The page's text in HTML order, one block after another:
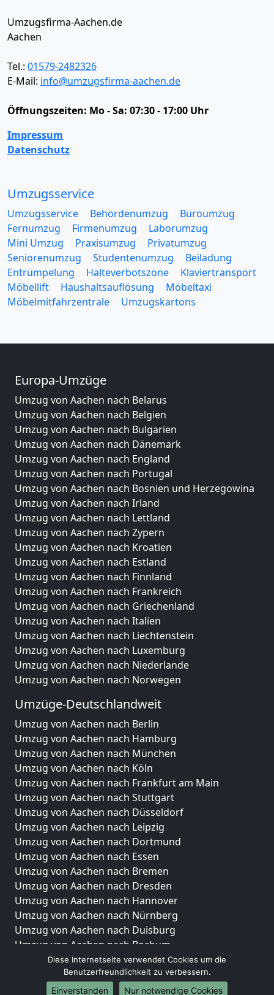
Umzugsfirma-Aachen.de
Aachen
Tel.: 01579-2482326
E-Mail: info@umzugsfirma-aachen.de
Öffnungszeiten: Mo - Sa: 07:30 - 17:00 Uhr
Impressum
Datenschutz
Umzugsservice
Umzugsservice Behördenumzug
Büroumzug
Fernumzug
Firmenumzug
Laborumzug
Mini Umzug
Praxisumzug
Privatumzug
Seniorenumzug
Studentenumzug
Beiladung
Entrümpelung
Halteverbotszone
Klaviertransport
Möbellift
Haushaltsauflösung
Möbeltaxi
Möbelmitfahrzentrale
Umzugskartons
Europa-Umzüge
Umzug von Aachen nach Belarus
Umzug von Aachen nach Belgien
Umzug von Aachen nach Bulgarien
Umzug von Aachen nach Dänemark
Umzug von Aachen nach England
Umzug von Aachen nach Portugal
Umzug von Aachen nach Bosnien und Herzegowina
Umzug von Aachen nach Irland
Umzug von Aachen nach Lettland
Umzug von Aachen nach Zypern
Umzug von Aachen nach Kroatien
Umzug von Aachen nach Estland
Umzug von Aachen nach Finnland
Umzug von Aachen nach Frankreich
Umzug von Aachen nach Griechenland
Umzug von Aachen nach Italien
Umzug von Aachen nach Liechtenstein
Umzug von Aachen nach Luxemburg
Umzug von Aachen nach Niederlande
Umzug von Aachen nach Norwegen
Umzüge-Deutschlandweit
Umzug von Aachen nach Berlin
Umzug von Aachen nach Hamburg
Umzug von Aachen nach München
Umzug von Aachen nach Köln
Umzug von Aachen nach Frankfurt am Main
Umzug von Aachen nach Stuttgart
Umzug von Aachen nach Düsseldorf
Umzug von Aachen nach Leipzig
Umzug von Aachen nach Dortmund
Umzug von Aachen nach Essen
Umzug von Aachen nach Bremen
Umzug von Aachen nach Dresden
Umzug von Aachen nach Hannover
Umzug von Aachen nach Nürnberg
Umzug von Aachen nach Duisburg
Umzug von Aachen nach Bochum
Umzug von Aachen nach Wuppertal
Umzug von Aachen nach Bielefeld
Umzug von Aachen nach Bonn
Diese Internetseite verwendet Cookies um die
Benutzerfreundlichkeit zu verbessern.
Einverstanden
Nur notwendige Cookies